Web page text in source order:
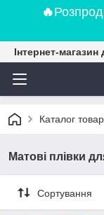
🔥
Інтернет-
Каталог
Матові плівки
Сортування